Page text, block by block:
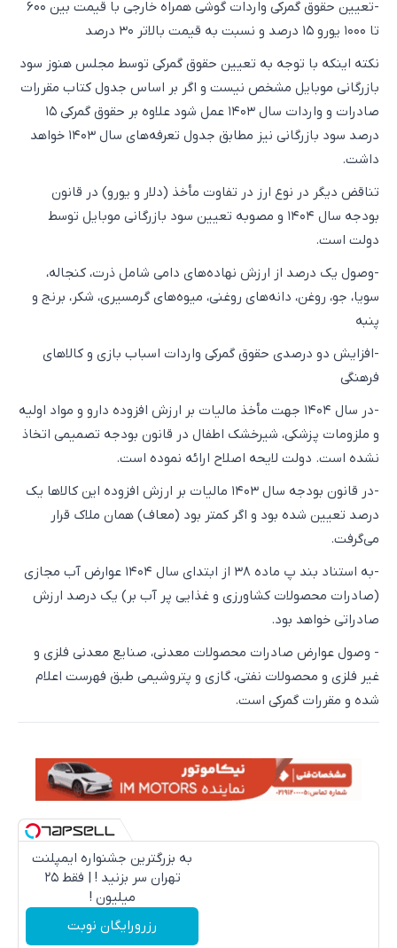
-تعیین حقوق گمرکی واردات گوشی همراه خارجی با قیمت بین ۶۰۰
تا ۱۰۰۰ یورو ۱۵ درصد و نسبت به قیمت بالاتر ۳۰ درصد
نکته اینکه با توجه به تعیین حقوق گمرکی توسط مجلس هنوز سود
بازرگانی موبایل مشخص نیست و اگر بر اساس جدول کتاب مقررات
صادرات و واردات سال ۱۴۰۳ عمل شود علاوه بر حقوق گمرکی ۱۵
درصد سود بازرگانی نیز مطابق جدول تعرفه‌های سال ۱۴۰۳ خواهد
داشت.
تناقض دیگر در نوع ارز در تفاوت مأخذ (دلار و یورو) در قانون
بودجه سال ۱۴۰۴ و مصوبه تعیین سود بازرگانی موبایل توسط
دولت است.
-وصول یک درصد از ارزش نهاده‌های دامی شامل ذرت، کنجاله‌،
سویا، جو، روغن، دانه‌های روغنی، میوه‌های گرمسیری، شکر، برنج و
پنبه
-افزایش دو درصدی حقوق گمرکی واردات اسباب بازی و کالاهای
فرهنگی
-در سال ۱۴۰۴ جهت مأخذ مالیات بر ارزش افزوده دارو و مواد اولیه
و ملزومات پزشکی، شیرخشک اطفال در قانون بودجه تصمیمی اتخاذ
نشده است. دولت لایحه اصلاح ارائه نموده است.
-در قانون بودجه سال ۱۴۰۳ مالیات بر ارزش افزوده این کالاها یک
درصد تعیین شده بود و اگر کمتر بود (معاف) همان ملاک قرار
می‌گرفت.
-به استناد بند پ ماده ۳۸ از ابتدای سال ۱۴۰۴ عوارض آب مجازی
(صادرات محصولات کشاورزی و غذایی پر آب بر) یک درصد ارزش
صادراتی خواهد بود.
- وصول عوارض صادرات محصولات معدنی، صنایع معدنی فلزی و
غیر فلزی و محصولات نفتی، گازی و پتروشیمی طبق فهرست اعلام
شده و مقررات گمرکی است.
به بزرگترین جشنواره ایمپلنت
تهران سر بزنید ! | فقط ۲۵
میلیون !
رزرورایگان نوبت